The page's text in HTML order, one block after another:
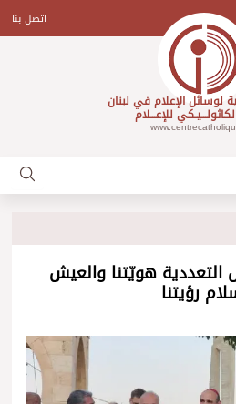
اتصل بنا
لوسائل الإعلام في لبنان
للإعـــلام
هويّتنا والعيش
رؤيتنا